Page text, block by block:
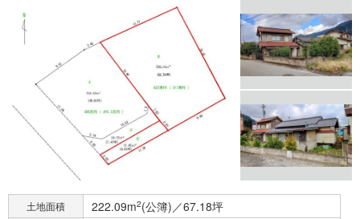
土地面積 222.09m2(公簿)／67.18坪